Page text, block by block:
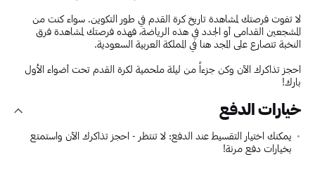
لا تفوت فرصتك لمشاهدة تاريخ كرة القدم في طور التكوين. سواء كنت من
المشجعين القدامى أو الجدد في هذه الرياضة، فهذه فرصتك لمشاهدة فرق
النخبة تتصارع على المجد هنا في المملكة العربية السعودية.
احجز تذاكرك الآن وكن جزءاً من ليلة ملحمية لكرة القدم تحت أضواء الأول
بارك!
خيارات الدفع
يمكنك اختيار التقسيط عند الدفع: لا تنتظر - احجز تذاكرك الآن واستمتع
بخيارات دفع مرنة!